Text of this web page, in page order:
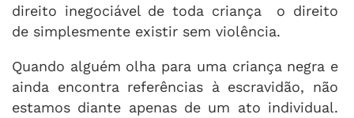
direito inegociável de toda criança o direito
de simplesmente existir sem violência.
Quando alguém olha para uma criança negra e
ainda encontra referências à escravidão, não
estamos diante apenas de um ato individual.